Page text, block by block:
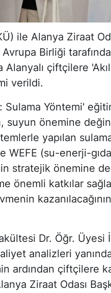
ile Alanya Ziraat
Birliği
çiftçilere
verildi.
Sulama Yöntemi'
suyun önemine
yapılan
WEFE (su-enerji-
stratejik önemine
önemli katkılar
kazanılacağının
Dr. Öğr. Üyesi
analizleri
ardından çiftçilere
Ziraat Odası